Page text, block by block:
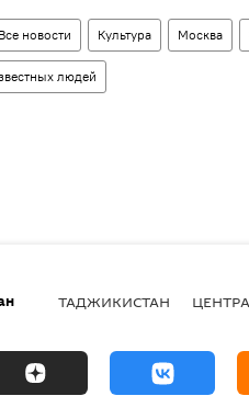
Все новости Культура Москва
людей
ТАДЖИКИСТАН